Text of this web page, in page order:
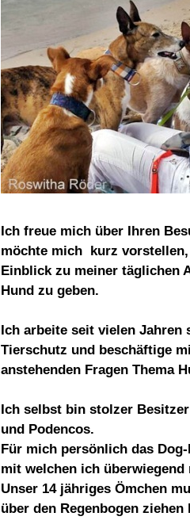
Ich freue mich über Ihren
möchte mich kurz
Einblick zu meiner täglichen
Hund zu geben.
Ich arbeite seit vielen Jahren
Tierschutz und beschäftige
anstehenden Fragen Thema
Ich selbst bin stolzer
und Podencos.
Für mich persönlich das Dog-
mit welchen ich
Unser 14 jähriges Ömchen
über den Regenbogen ziehen